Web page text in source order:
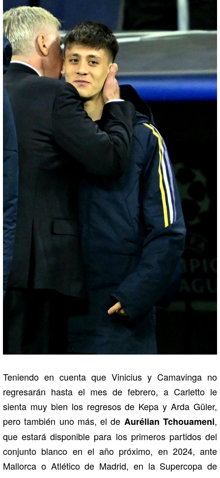
Teniendo en cuenta que Vinicius y Camavinga no
regresarán hasta el mes de febrero, a Carletto le
sienta muy bien los regresos de Kepa y Arda Güler,
pero también uno más, el de Aurélian Tchouameni,
que estará disponible para los primeros partidos del
conjunto blanco en el año próximo, en 2024, ante
Mallorca o Atlético de Madrid, en la Supercopa de